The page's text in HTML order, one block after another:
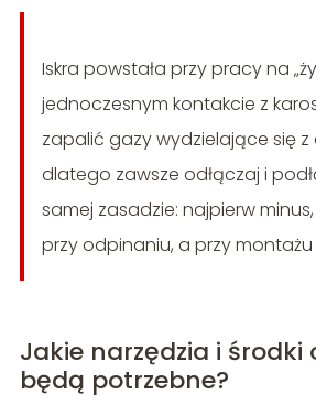
Iskra powstała przy pracy na
jednoczesnym kontakcie z
zapalić gazy wydzielające się z
dlatego zawsze odłączaj i
samej zasadzie: najpierw
przy odpinaniu, a przy
Jakie narzędzia i środki
będą potrzebne?